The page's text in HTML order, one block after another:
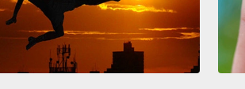
So, how do we put this
looking color schemes?